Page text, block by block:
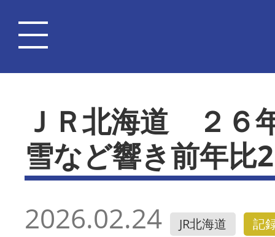
ＪＲ北海道 ２６
雪など響き前年比
2026.02.24 JR北海道 記